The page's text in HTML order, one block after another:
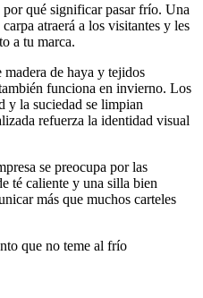
qué significar pasar frío. Una
atraerá a los visitantes y les
a tu marca.
madera de haya y tejidos
funciona en invierno. Los
y la suciedad se limpian
refuerza la identidad visual
se preocupa por las
té caliente y una silla bien
más que muchos carteles
que no teme al frío